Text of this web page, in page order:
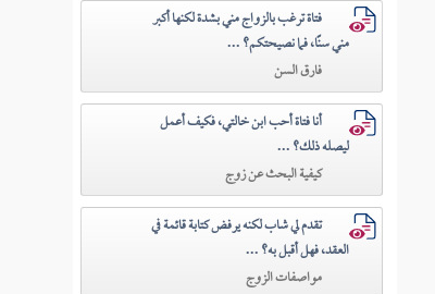
فتاة ترغب بالزواج مني بشدة لكنها أكبر
مني سنًا، فما نصيحتكم؟ ...
فارق السن
أنا فتاة أحب ابن خالتي، فكيف أعمل
ليصله ذلك؟ ...
كيفية البحث عن زوج
تقدم لي شاب لكنه يرفض كتابة قائمة في
العقد، فهل أقبل به؟ ...
مواصفات الزوج